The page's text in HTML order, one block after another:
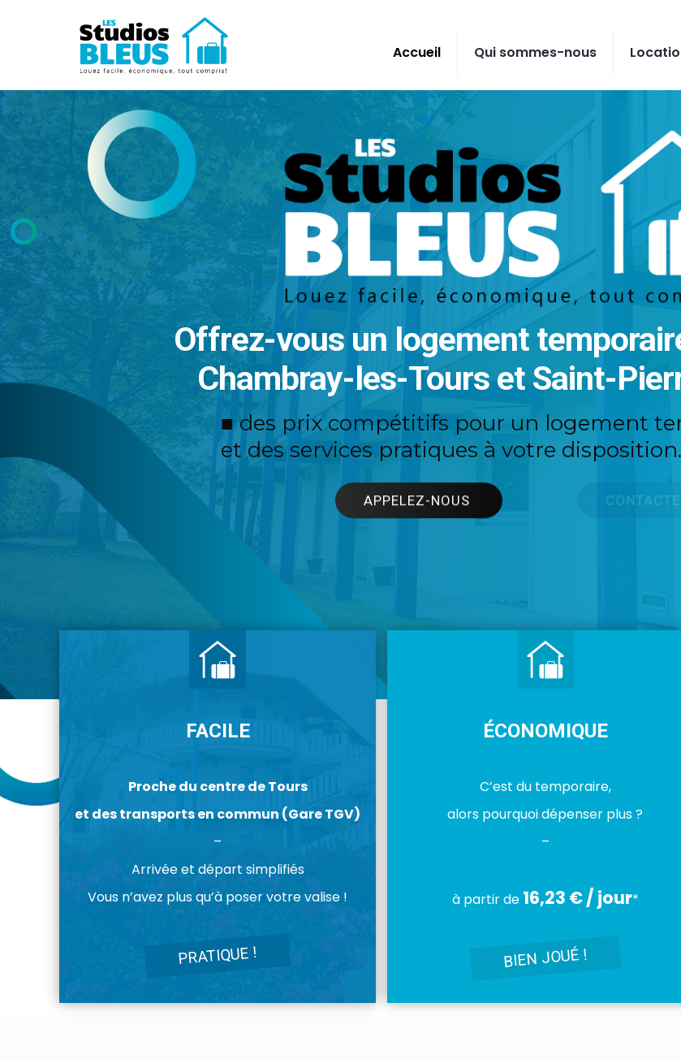
Accueil Qui sommes-nous
Offrez-vous un logement
Chambray-les-Tours et Saint-
■ des prix compétitifs pour un logement
et des services pratiques à votre disposition.
APPELEZ-NOUS CONTACTEZ-
FACILE
Proche du centre de Tours
et des transports en commun (Gare TGV)
–
Arrivée et départ simplifiés
Vous n’avez plus qu’à poser votre valise !
PRATIQUE !
ÉCONOMIQUE
C’est du temporaire,
alors pourquoi dépenser plus ?
–
à partir de 16,23 € / jour*
BIEN JOUÉ !